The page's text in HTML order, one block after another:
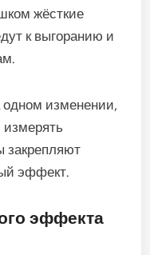
жёсткие
к выгоранию и
изменении,
измерять
закрепляют
эффект.
эффекта